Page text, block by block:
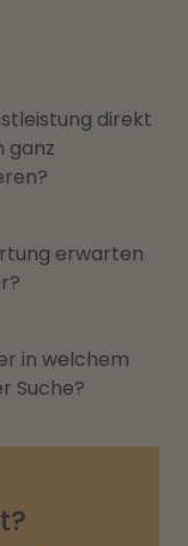
direkt
ganz
erwarten
in welchem
Suche?